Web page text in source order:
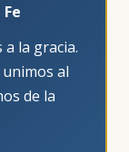
la gracia.
al
de la